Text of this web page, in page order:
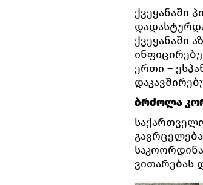
ქვეყანაში
ქვეყანაში
ერთი –
ბრძოლა
ვითარებას